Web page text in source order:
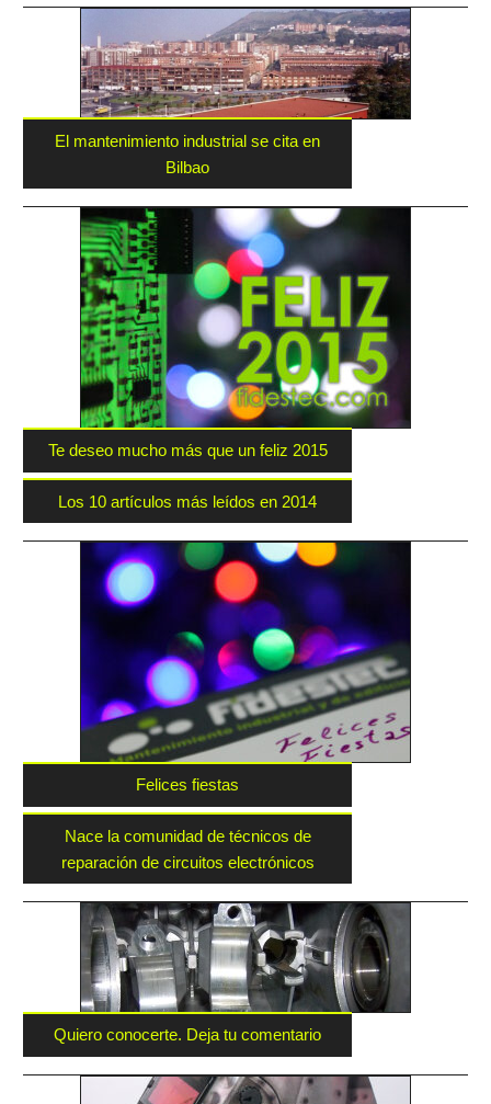
El mantenimiento industrial se cita en
Bilbao
Te deseo mucho más que un feliz 2015
Los 10 artículos más leídos en 2014
Felices fiestas
Nace la comunidad de técnicos de
reparación de circuitos electrónicos
Quiero conocerte. Deja tu comentario